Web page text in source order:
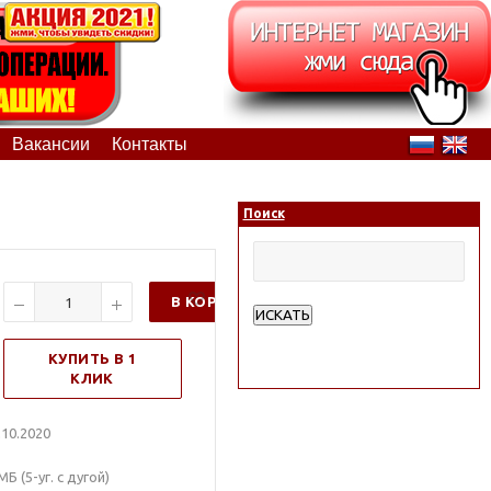
Вакансии Контакты
В КОРЗИНУ
КУПИТЬ В 1
КЛИК
(5-уг. с дугой)
Поиск
ИСКАТЬ